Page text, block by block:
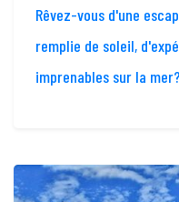
Rêvez-vous d'une
remplie de soleil,
imprenables sur la mer?